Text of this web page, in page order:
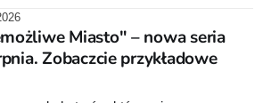
albumu „Wróć do mnie, jeszcze
wydanie ukazało się w 2015 roku.
Miasto" – nowa seria
Zobaczcie przykładowe